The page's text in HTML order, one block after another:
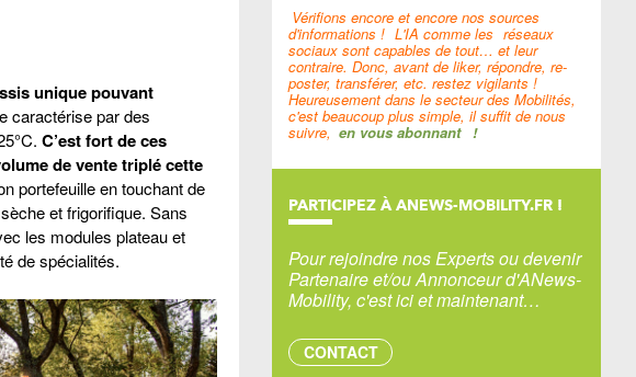
unique pouvant
caractérise par des
C’est fort de ces
de vente triplé cette
portefeuille en touchant de
et frigorifique. Sans
les modules plateau et
de spécialités.
Vérifions encore et encore nos sources
d'informations ! L'IA comme les réseaux
sociaux sont capables de tout… et leur
contraire. Donc, avant de liker, répondre, re-
poster, transférer, etc. restez vigilants !
Heureusement dans le secteur des Mobilités,
c'est beaucoup plus simple, il suffit de nous
suivre, en vous abonnant !
PARTICIPEZ À ANEWS-MOBILITY.FR !
Pour rejoindre nos Experts ou devenir
Partenaire et/ou Annonceur d'ANews-
Mobility, c'est ici et maintenant…
CONTACT